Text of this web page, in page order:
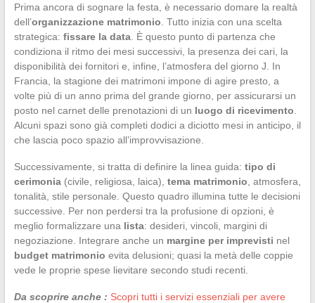
Prima ancora di sognare la festa, è necessario domare la realtà
dell’organizzazione matrimonio . Tutto inizia con una scelta
strategica: fissare la data. È questo punto di partenza che
condiziona il ritmo dei mesi successivi, la presenza dei cari, la
disponibilità dei fornitori e, infine, l’atmosfera del giorno J. In
Francia, la stagione dei matrimoni impone di agire presto, a
volte più di un anno prima del grande giorno, per assicurarsi un
posto nel carnet delle prenotazioni di un luogo di ricevimento
Alcuni spazi sono già completi dodici a diciotto mesi in anticipo, il
che lascia poco spazio all’improvvisazione.
Successivamente, si tratta di definire la linea guida: tipo di
cerimonia(civile, religiosa, laica), tema matrimonio , atmosfera,
tonalità, stile personale. Questo quadro illumina tutte le decisioni
successive. Per non perdersi tra la profusione di opzioni, è
meglio formalizzare una lista: desideri, vincoli, margini di
negoziazione. Integrare anche un margine per imprevisti nel
budget matrimonio evita delusioni; quasi la metà delle coppie
vede le proprie spese lievitare secondo studi recenti.
Da scoprire anche : Scopri tutti i servizi essenziali per avere